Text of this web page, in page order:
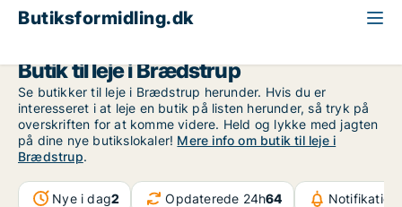
Butiksformidling.dk
Butik til leje i Brædstrup
Se butikker til leje i Brædstrup herunder. Hvis du er
interesseret i at leje en butik på listen herunder, så tryk på
overskriften for at komme videre. Held og lykke med jagten
på dine nye butikslokaler! Mere info om butik til leje i
Brædstrup.
Nye i dag2 Opdaterede 24h64